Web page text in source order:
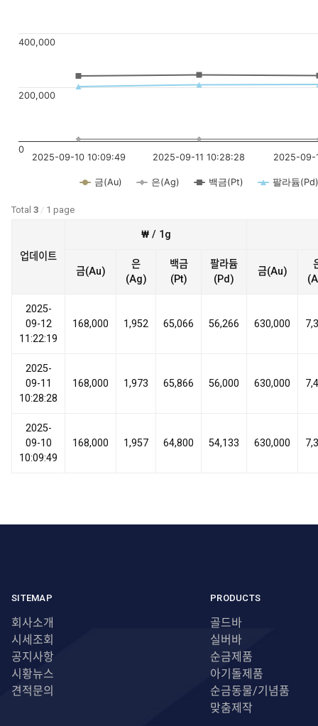
금(Au) 은(Ag) 백금(Pt) 팔라듐(Pd)
2025-09-10 10:09:49 2025-09-11 10:28:28 2025-09-
0
200,000
400,000
Total 3 / 1 page
업데이트
₩ / 1g
금(Au)
은
(Ag)
백금
(Pt)
팔라듐
(Pd)
금(Au)
2025-
09-12
11:22:19
168,000 1,952 65,066 56,266 630,000
2025-
09-11
10:28:28
168,000 1,973 65,866 56,000 630,000
2025-
09-10
10:09:49
168,000 1,957 64,800 54,133 630,000
SITEMAP
회사소개
시세조회
공지사항
시황뉴스
견적문의
PRODUCTS
골드바
실버바
순금제품
아기돌제품
순금동물/기념품
맞춤제작